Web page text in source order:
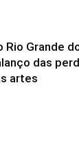
Rio Grande
das
artes